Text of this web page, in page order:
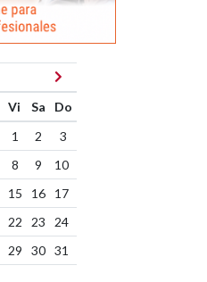
Vi Sa
Do
1
2
3
8 9
10
15 16
17
22 23
24
29 30 31